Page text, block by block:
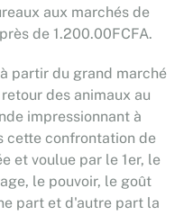
aux marchés de
de 1.200.00FCFA.
partir du grand marché
des animaux au
impressionnant à
cette confrontation de
et voulue par le 1er, le
le pouvoir, le goût
part et d'autre part la